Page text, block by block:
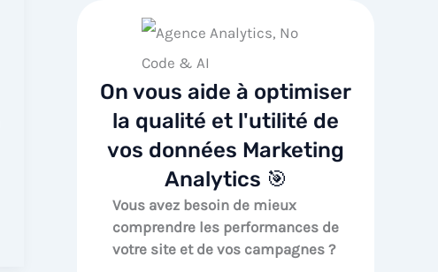
On vous aide à optimiser
la qualité et l'utilité de
vos données Marketing
Analytics 🎯
Vous avez besoin de mieux
comprendre les performances de
votre site et de vos campagnes ?